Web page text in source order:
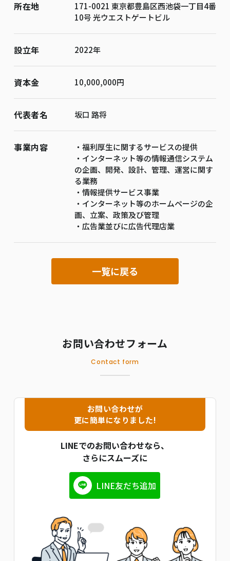
所在地
171-0021 東京都豊島区西池袋一丁目4番
10号 光ウエストゲートビル
設立年 2022年
資本金 10,000,000円
代表者名 坂口 路将
事業内容
・福利厚生に関するサービスの提供
・インターネット等の情報通信システム
の企画、開発、設計、管理、運営に関す
る業務
・情報提供サービス事業
・インターネット等のホームページの企
画、立案、政策及び管理
・広告業並びに広告代理店業
一覧に戻る
お問い合わせフォーム
Contact form
お問い合わせが
更に簡単になりました!
LINEでのお問い合わせなら、
さらにスムーズに
LINE友だち追加